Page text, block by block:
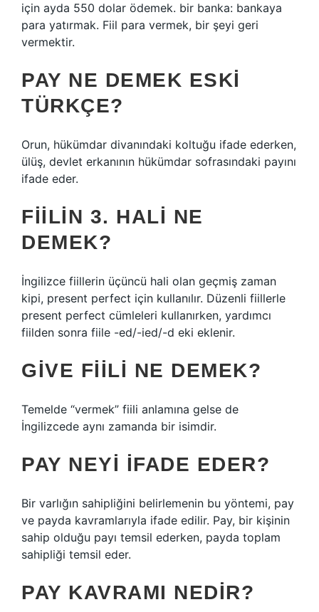
için ayda 550 dolar ödemek. bir banka: bankaya
para yatırmak. Fiil para vermek, bir şeyi geri
vermektir.
PAY NE DEMEK ESKI
TÜRKÇE?
Orun, hükümdar divanındaki koltuğu ifade ederken,
ülüş, devlet erkanının hükümdar sofrasındaki payını
ifade eder.
FIILIN 3. HALI NE
DEMEK?
İngilizce fiillerin üçüncü hali olan geçmiş zaman
kipi, present perfect için kullanılır. Düzenli fiillerle
present perfect cümleleri kullanırken, yardımcı
fiilden sonra fiile -ed/-ied/-d eki eklenir.
GIVE FIILI NE DEMEK?
Temelde “vermek” fiili anlamına gelse de
İngilizcede aynı zamanda bir isimdir.
PAY NEYI IFADE EDER?
Bir varlığın sahipliğini belirlemenin bu yöntemi, pay
ve payda kavramlarıyla ifade edilir. Pay, bir kişinin
sahip olduğu payı temsil ederken, payda toplam
sahipliği temsil eder.
PAY KAVRAMI NEDIR?